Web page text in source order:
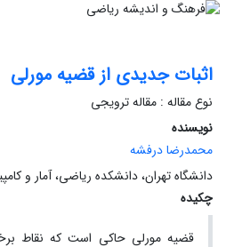
اثبات جدیدی از قضیه مورلی
نوع مقاله : مقاله ترویجی
نویسنده
محمدرضا درفشه
دانشگاه تهران، دانشکده ریاضی، آمار و
چکیده
قضیه مورلی حاکی است که نقاط